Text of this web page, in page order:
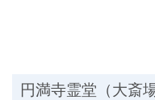
円満寺霊堂（大斎